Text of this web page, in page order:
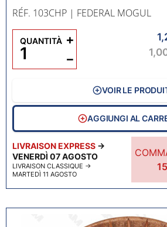
RÉF. 103CHP | FEDERAL MOGUL
LIVRAISON EXPRESS →
VENERDÌ 07 AGOSTO
LIVRAISON CLASSIQUE →
MARTEDÌ 11 AGOSTO
15
QUANTITÀ
−
+
VOIR LE
AGGIUNGI AL